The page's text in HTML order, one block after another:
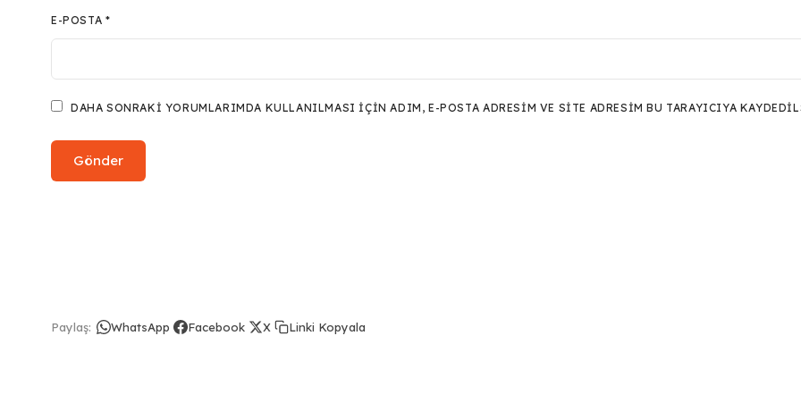
E-POSTA *
DAHA SONRAKI YORUMLARIMDA KULLANILMASI IÇIN ADIM, E-POSTA ADRESIM VE SITE ADRESIM BU TARAYICIYA
Paylaş: WhatsApp Facebook X Linki Kopyala